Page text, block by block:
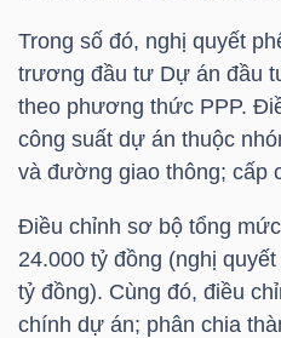
Trong số đó, nghị quyết
trương đầu tư Dự án đầu
theo phương thức PPP.
công suất dự án thuộc
và đường giao thông; cấp
Điều chỉnh sơ bộ tổng
24.000 tỷ đồng (nghị
tỷ đồng). Cùng đó, điều
chính dự án; phân chia
TÀI
CHÍNH
CÁ
NHÂN
PHÂN
TÍCH